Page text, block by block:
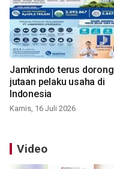
Jamkrindo terus dorong
jutaan pelaku usaha di
Indonesia
Kamis, 16 Juli 2026
Video